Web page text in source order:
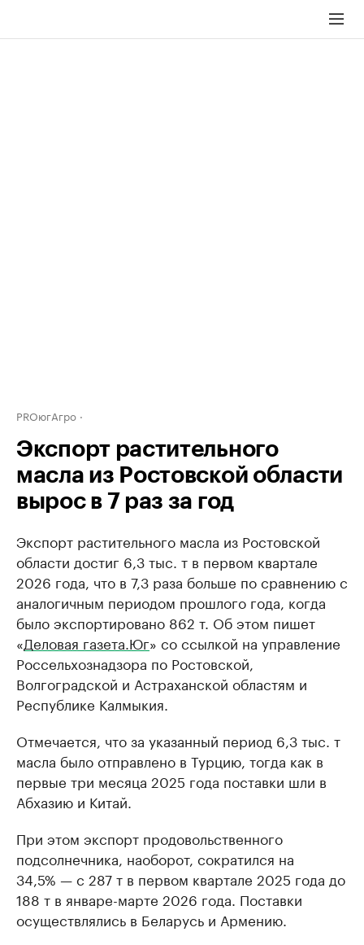
PROюгАгро
Экспорт растительного
масла из Ростовской области
вырос в 7 раз за год
Экспорт растительного масла из Ростовской
области достиг 6,3 тыс. т в первом квартале
2026 года, что в 7,3 раза больше по сравнению с
аналогичным периодом прошлого года, когда
было экспортировано 862 т. Об этом пишет
«Деловая газета.Юг» со ссылкой на управление
Россельхознадзора по Ростовской,
Волгоградской и Астраханской областям и
Республике Калмыкия.
Отмечается, что за указанный период 6,3 тыс. т
масла было отправлено в Турцию, тогда как в
первые три месяца 2025 года поставки шли в
Абхазию и Китай.
При этом экспорт продовольственного
подсолнечника, наоборот, сократился на
34,5% — с 287 т в первом квартале 2025 года до
188 т в январе-марте 2026 года. Поставки
осуществлялись в Беларусь и Армению.